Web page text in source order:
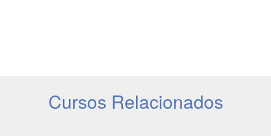
Cursos Relacionados